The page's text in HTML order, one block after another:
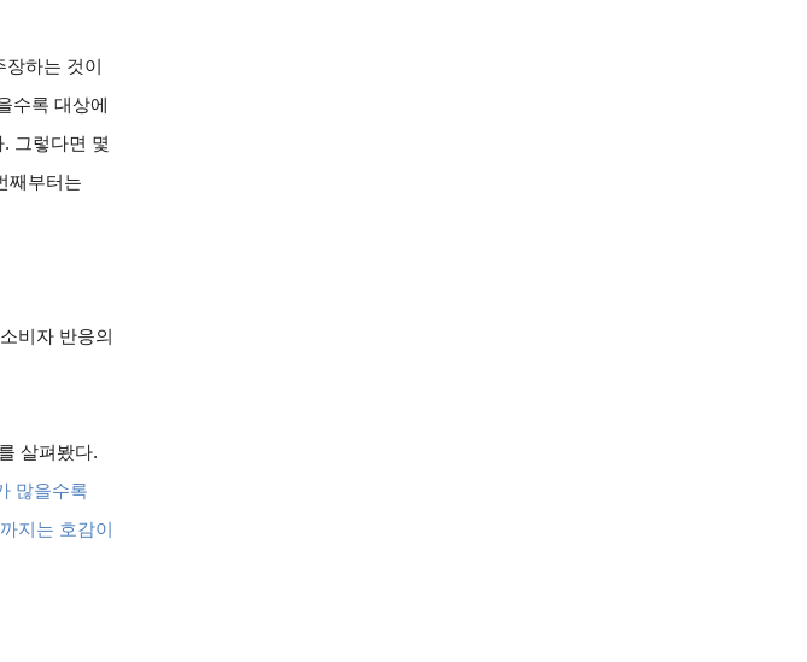
장하는 것이
수록 대상에
. 그렇다면 몇
째부터는
비자 반응의
살펴봤다.
많을수록
지는 호감이